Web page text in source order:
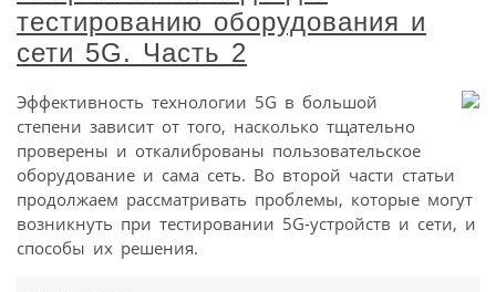
тестированию оборудования и
сети 5G. Часть 2
Эффективность технологии 5G в большой
степени зависит от того, насколько тщательно
проверены и откалиброваны пользовательское
оборудование и сама сеть. Во второй части статьи
продолжаем рассматривать проблемы, которые могут
возникнуть при тестировании 5G-устройств и сети, и
способы их решения.